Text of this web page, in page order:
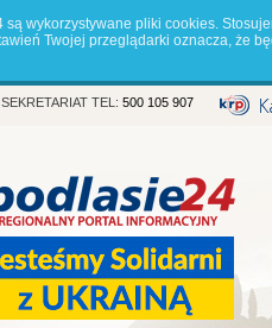
wykorzystywane pliki cookies.
Twojej przeglądarki oznacza, że
SEKRETARIAT TEL: 500 105 907